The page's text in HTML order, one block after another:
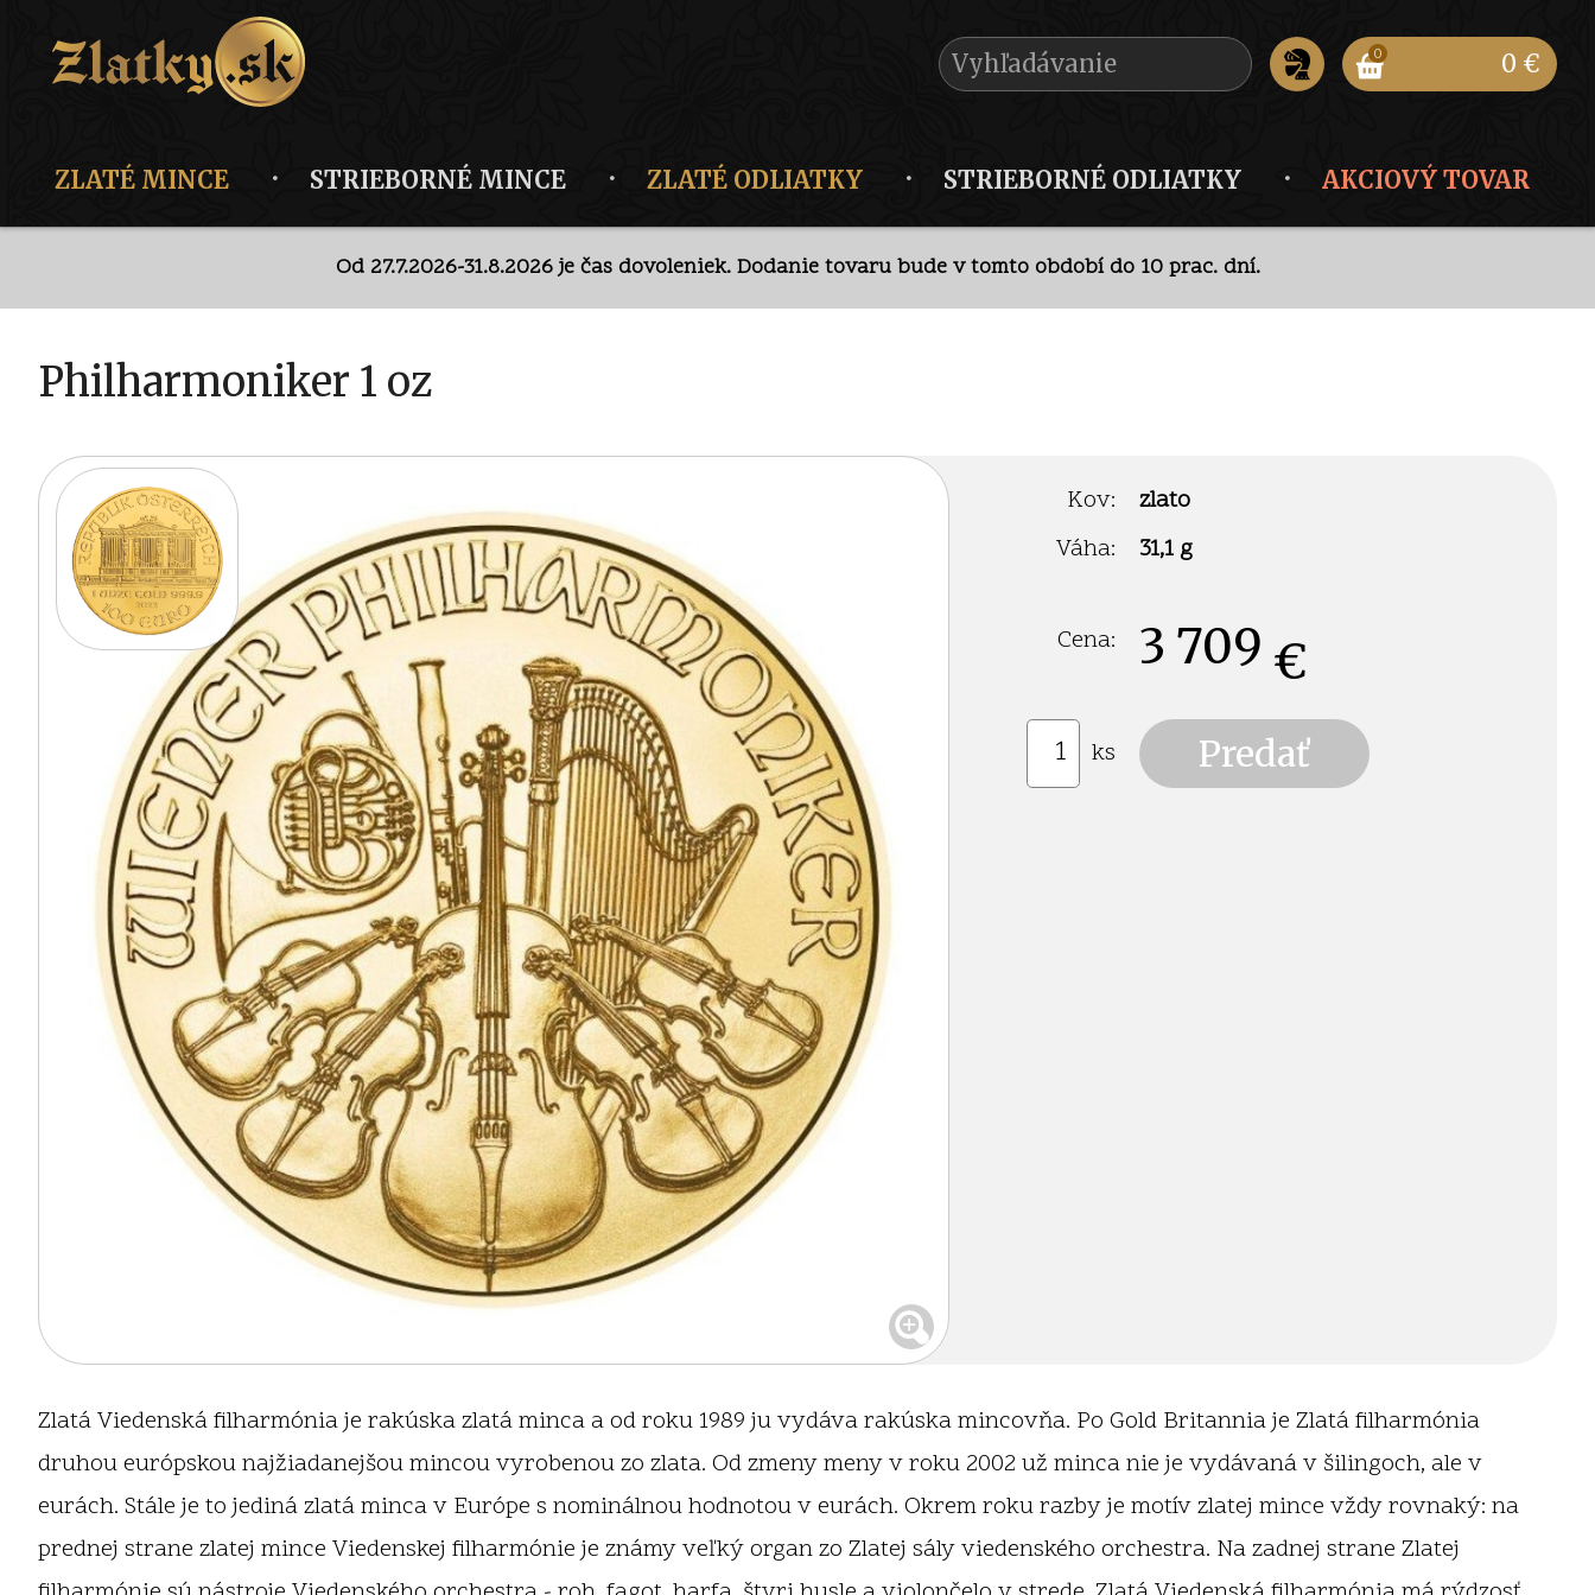
0 0 €
ZLATÉ MINCE STRIEBORNÉ MINCE ZLATÉ ODLIATKY STRIEBORNÉ ODLIATKY
AKCIOVÝ TOVAR
Od 27.7.2026-31.8.2026 je čas dovoleniek. Dodanie tovaru bude v tomto období do 10 prac. dní.
Philharmoniker 1 oz
Kov:
zlato
Váha:
31,1 g
Cena: 3 709 €
ks
Zlatá Viedenská filharmónia je rakúska zlatá minca a od roku 1989 ju vydáva rakúska mincovňa. Po Gold Britannia je Zlatá filharmónia
druhou európskou najžiadanejšou mincou vyrobenou zo zlata. Od zmeny meny v roku 2002 už minca nie je vydávaná v šilingoch, ale v
eurách. Stále je to jediná zlatá minca v Európe s nominálnou hodnotou v eurách. Okrem roku razby je motív zlatej mince vždy rovnaký: na
prednej strane zlatej mince Viedenskej filharmónie je známy veľký organ zo Zlatej sály viedenského orchestra. Na zadnej strane Zlatej